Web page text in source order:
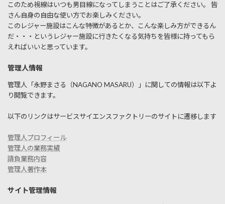
このため視線はいつも男目線になってしまうことはご了承ください。 皆
さん自身の自由な使い方でお楽しみください。
このレジャー施設はこんな特徴があるとか、こんな楽しみ方ができるん
だ・・・というレジャー施設に行きたくなる気持ちを皆様に持ってもら
えればいいと思っています。
管理人情報
管理人「永野まさる（NAGANO MASARU）」に関しての情報は以下よ
り閲覧できます。
以下のリンクはサービスサイエンスファクトリーのサイトに遷移します
管理人プロフィール
管理人の業務実績
請負業務内容
管理人著作本
サイト管理情報